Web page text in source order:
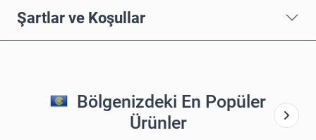
Şartlar ve Koşullar
Bölgenizdeki En Popüler
Ürünler